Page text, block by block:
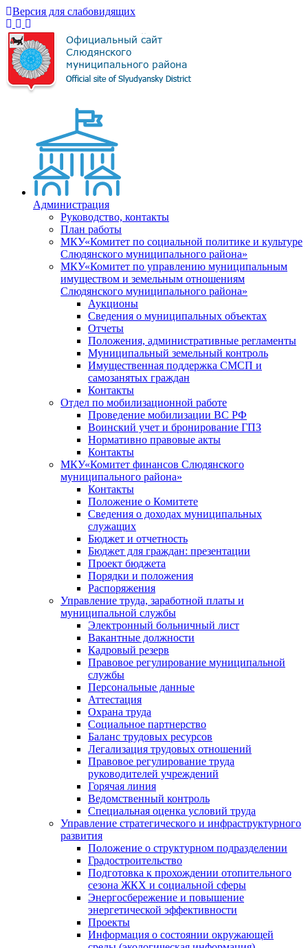
Версия для слабовидящих
Администрация
Руководство, контакты
План работы
МКУ«Комитет по социальной политике и культуре
Слюдянского муниципального района»
МКУ«Комитет по управлению муниципальным
имуществом и земельным отношениям
Слюдянского муниципального района»
Аукционы
Сведения о муниципальных объектах
Отчеты
Положения, административные регламенты
Муниципальный земельный контроль
Имущественная поддержка СМСП и
самозанятых граждан
Контакты
Отдел по мобилизационной работе
Проведение мобилизации ВС РФ
Воинский учет и бронирование ГПЗ
Нормативно правовые акты
Контакты
МКУ«Комитет финансов Слюдянского
муниципального района»
Контакты
Положение о Комитете
Сведения о доходах муниципальных
служащих
Бюджет и отчетность
Бюджет для граждан: презентации
Проект бюджета
Порядки и положения
Распоряжения
Управление труда, заработной платы и
муниципальной службы
Электронный больничный лист
Вакантные должности
Кадровый резерв
Правовое регулирование муниципальной
службы
Персональные данные
Аттестация
Охрана труда
Социальное партнерство
Баланс трудовых ресурсов
Легализация трудовых отношений
Правовое регулирование труда
руководителей учреждений
Горячая линия
Ведомственный контроль
Специальная оценка условий труда
Управление стратегического и инфраструктурного
развития
Положение о структурном подразделении
Градостроительство
Подготовка к прохождении отопительного
сезона ЖКХ и социальной сферы
Энергосбережение и повышение
энергетической эффективности
Проекты
Информация о состоянии окружающей